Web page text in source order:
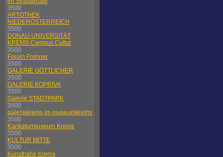
3500
ARTOTHEK
NIEDERÖSTERREICH
3500
DONAU-UNIVERSITÄT
KREMS Campus Cultur
3500
Forum Frohner
3500
GALERIE GÖTTLICHER
3500
GALERIE KOPRIVA
3500
Galerie STADTPARK
3500
galeriekrems im museumkrems
3500
Karikaturmuseum Krems
3500
KULTUR MITTE
3500
Kunsthalle Krems